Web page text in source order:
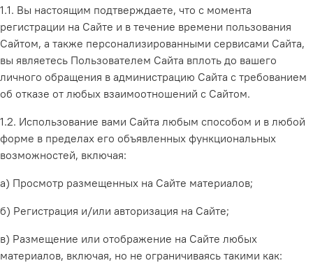
1.1. Вы настоящим подтверждаете, что с момента
регистрации на Сайте и в течение времени пользования
Сайтом, а также персонализированными сервисами Сайта,
вы являетесь Пользователем Сайта вплоть до вашего
личного обращения в администрацию Сайта с требованием
об отказе от любых взаимоотношений с Сайтом.
1.2. Использование вами Сайта любым способом и в любой
форме в пределах его объявленных функциональных
возможностей, включая:
а) Просмотр размещенных на Сайте материалов;
б) Регистрация и/или авторизация на Сайте;
в) Размещение или отображение на Сайте любых
материалов, включая, но не ограничиваясь такими как: